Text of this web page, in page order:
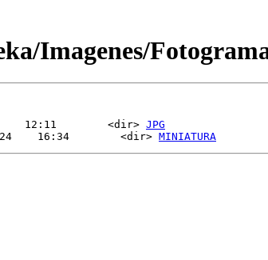
Imagenes/
12:11        <dir> JPG
16:34        <dir> MINIATURA